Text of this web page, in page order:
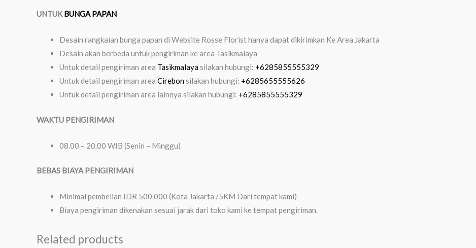
UNTUKBUNGA PAPAN
Desain rangkaian bunga papan di Website Rosse Florist hanya dapat dikirimkan Ke Area Jakarta
Desain akan berbeda untuk pengiriman ke area Tasikmalaya
Untuk detail pengiriman area Tasikmalayasilakan hubungi: +6285855555329
Untuk detail pengiriman area Cirebonsilakan hubungi: +6285655555626
Untuk detail pengiriman area lainnya silakan hubungi: +6285855555329
WAKTU PENGIRIMAN
08.00 – 20.00 WIB (Senin – Minggu)
BEBAS BIAYA PENGIRIMAN
Minimal pembelian IDR 500.000 (Kota Jakarta /5KM Dari tempat kami)
Biaya pengiriman dikenakan sesuai jarak dari toko kami ke tempat pengiriman.
Related products